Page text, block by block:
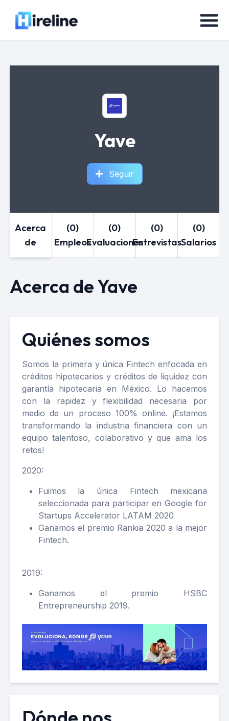
Yave
Seguir
Acerca
de
(0)
Empleos
(0)
Evaluaciones
(0)
Entrevistas
(0)
Salarios
Acerca de Yave
Quiénes somos
Somos la primera y única Fintech enfocada en
créditos hipotecarios y créditos de liquidez con
garantía hipotecaria en México. Lo hacemos
con la rapidez y flexibilidad necesaria por
medio de un proceso 100% online. ¡Estamos
transformando la industria financiera con un
equipo talentoso, colaborativo y que ama los
retos!
2020:
Fuimos la única Fintech mexicana
seleccionada para participar en Google for
Startups Accelerator LATAM 2020
Ganamos el premio Rankia 2020 a la mejor
Fintech.
2019:
Ganamos el premio HSBC
Entrepreneurship 2019.